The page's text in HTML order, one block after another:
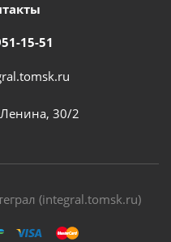
15-51
Ленина, 30/2
(integral.tomsk.ru)